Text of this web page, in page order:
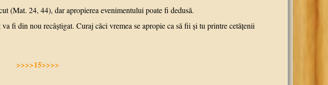
(Mat. 24, 44), dar apropierea evenimentului poate fi dedusă.
nou recâştigat. Curaj căci vremea se apropie ca să fii şi tu printre cetăţenii
>>>>15>>>>